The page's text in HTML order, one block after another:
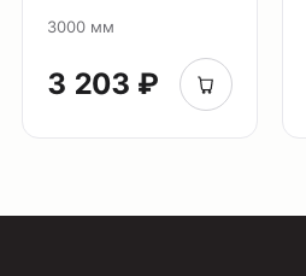
3000 мм
3 203 ₽
Партнерам
купить?
Видео